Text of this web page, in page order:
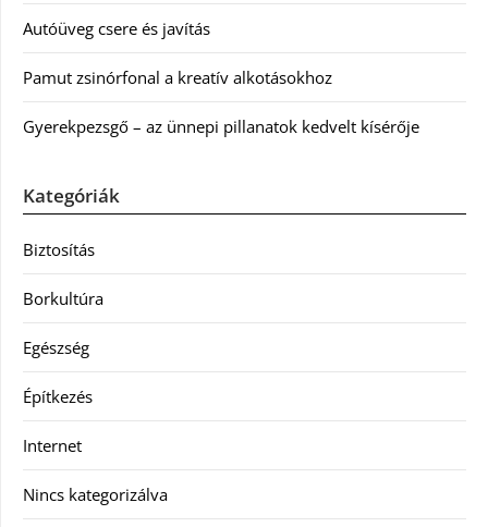
Autóüveg csere és javítás
Pamut zsinórfonal a kreatív alkotásokhoz
Gyerekpezsgő – az ünnepi pillanatok kedvelt kísérője
Kategóriák
Biztosítás
Borkultúra
Egészség
Építkezés
Internet
Nincs kategorizálva